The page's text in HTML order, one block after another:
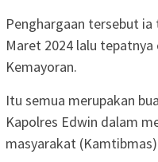
Penghargaan tersebut
Maret 2024 lalu
Kemayoran.
Itu semua merupakan
Kapolres Edwin dalam
masyarakat (Kamtibmas)